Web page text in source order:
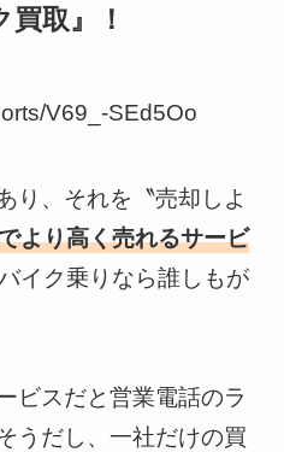
買取』！
V69_-SEd5Oo
り、それを〝売却しよ
より高く売れるサービ
イク乗りなら誰しもが
ビスだと営業電話のラ
うだし、一社だけの買